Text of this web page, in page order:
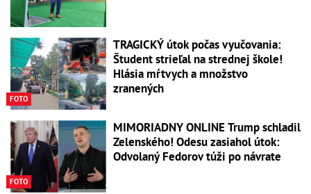
FOTO
TRAGICKÝ útok počas vyučovania:
Študent strieľal na strednej škole!
Hlásia mŕtvych a množstvo
zranených
FOTO
MIMORIADNY ONLINE Trump schladil
Zelenského! Odesu zasiahol útok:
Odvolaný Fedorov túži po návrate